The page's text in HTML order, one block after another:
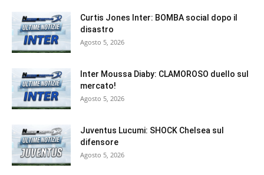
Curtis Jones Inter: BOMBA social dopo il
disastro
Agosto 5, 2026
Inter Moussa Diaby: CLAMOROSO duello sul
mercato!
Agosto 5, 2026
Juventus Lucumi: SHOCK Chelsea sul
difensore
Agosto 5, 2026